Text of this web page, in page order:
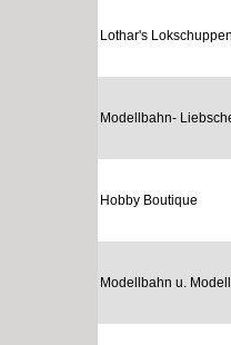
Lothar's Lokschuppen
Modellbahn-
Hobby Boutique
Modellbahn u.